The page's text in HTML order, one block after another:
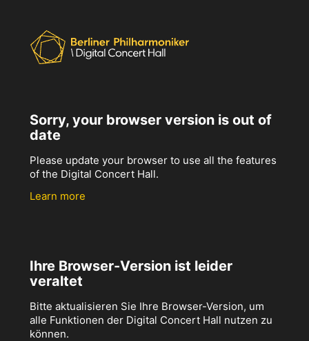
Sorry, your browser version is out of
date
Please update your browser to use all the features
of the Digital Concert Hall.
Learn more
Ihre Browser-Version ist leider
veraltet
Bitte aktualisieren Sie Ihre Browser-Version, um
alle Funktionen der Digital Concert Hall nutzen zu
können.